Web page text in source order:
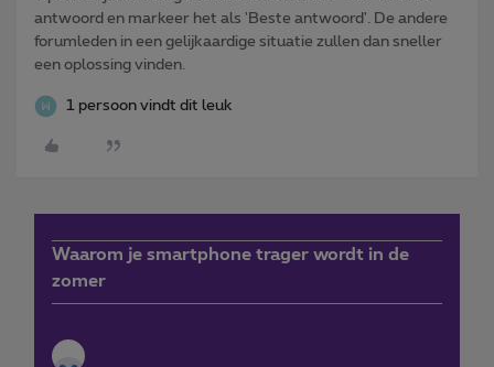
antwoord en markeer het als 'Beste antwoord'. De andere
forumleden in een gelijkaardige situatie zullen dan sneller
een oplossing vinden.
1 persoon vindt dit leuk
Waarom je smartphone trager wordt in de
zomer